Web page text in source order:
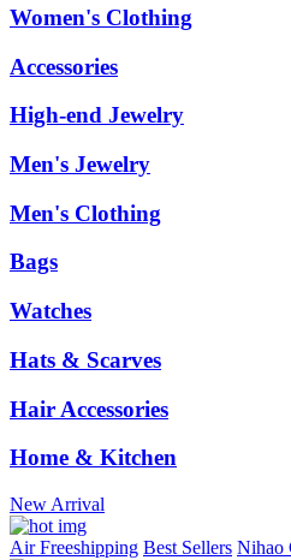
Women's Clothing
Accessories
High-end Jewelry
Men's Jewelry
Men's Clothing
Bags
Watches
Hats & Scarves
Hair Accessories
Home & Kitchen
New Arrival
Air Freeshipping Best Sellers Nihao